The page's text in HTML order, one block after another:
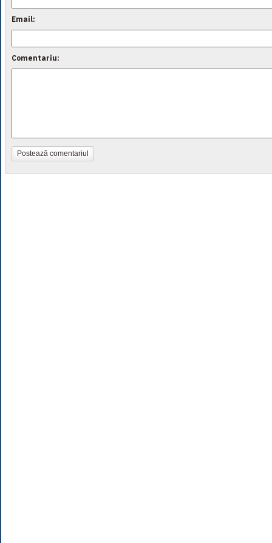
Email:
Comentariu:
Postează comentariul